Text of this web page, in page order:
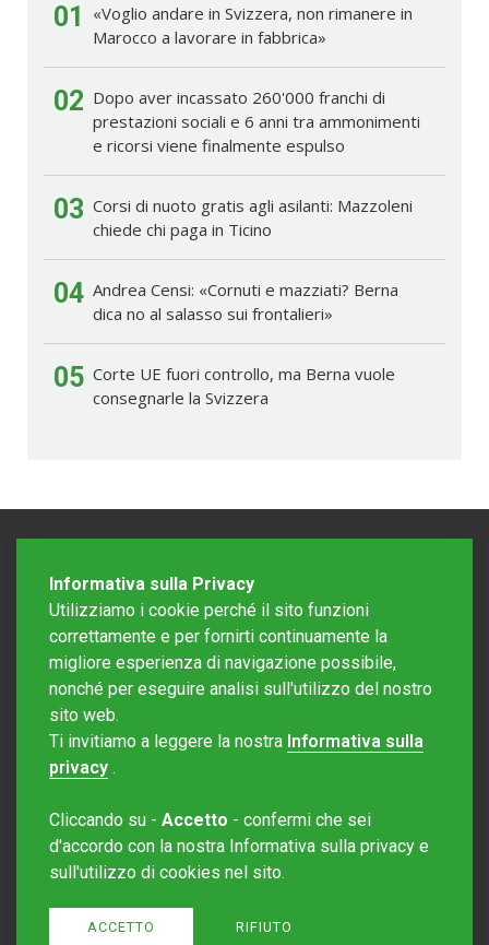
01
«Voglio andare in Svizzera, non rimanere in
Marocco a lavorare in fabbrica»
02 Dopo aver incassato 260'000 franchi di
prestazioni sociali e 6 anni tra ammonimenti
e ricorsi viene finalmente espulso
03 Corsi di nuoto gratis agli asilanti: Mazzoleni
chiede chi paga in Ticino
04 Andrea Censi: «Cornuti e mazziati? Berna
dica no al salasso sui frontalieri»
05 Corte UE fuori controllo, ma Berna vuole
consegnarle la Svizzera
Editore Rotostampa SA
Sito creato daRedesign
Informativa sulla Privacy
Utilizziamo i cookie perché il sito funzioni
correttamente e per fornirti continuamente la
migliore esperienza di navigazione possibile,
nonché per eseguire analisi sull'utilizzo del nostro
sito web.
Ti invitiamo a leggere la nostra Informativa sulla
privacy .
Cliccando su - Accetto - confermi che sei
d'accordo con la nostra Informativa sulla privacy e
sull'utilizzo di cookies nel sito.
ACCETTO RIFIUTO